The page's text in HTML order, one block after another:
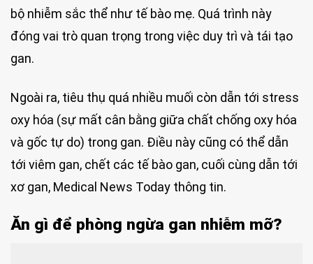
bộ nhiễm sắc thể như tế bào mẹ. Quá trình này
đóng vai trò quan trọng trong việc duy trì và tái tạo
gan.
Ngoài ra, tiêu thụ quá nhiều muối còn dẫn tới stress
oxy hóa (sự mất cân bằng giữa chất chống oxy hóa
và gốc tự do) trong gan. Điều này cũng có thể dẫn
tới viêm gan, chết các tế bào gan, cuối cùng dẫn tới
xơ gan, Medical News Today thông tin.
Ăn gì để phòng ngừa gan nhiễm mỡ?